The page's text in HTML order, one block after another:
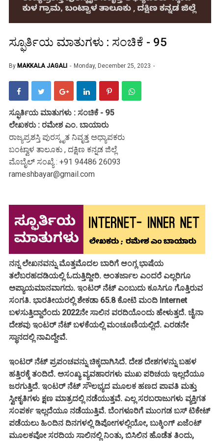
ಸ್ಫೂರ್ತಿಯ ಮಾತುಗಳು : ಸಂಚಿಕೆ - 95
By MAKKALA JAGALI Monday, December 25, 2023
ಸ್ಫೂರ್ತಿಯ ಮಾತುಗಳು : ಸಂಚಿಕೆ - 95
ಲೇಖಕರು : ರಮೇಶ ಎಂ. ಬಾಯಾರು
ರಾಜ್ಯಪ್ರಶಸ್ತಿ ಪುರಸ್ಕೃತ ನಿವೃತ್ತ ಅಧ್ಯಾಪಕರು
ಬಂಟ್ವಾಳ ತಾಲೂಕು , ದಕ್ಷಿಣ ಕನ್ನಡ ಜಿಲ್ಲೆ
ಮೊಬೈಲ್ ಸಂಖ್ಯೆ : +91 94486 26093
rameshbayar@gmail.com
ನನ್ನ ಲೇಖನವನ್ನು ಮೊತ್ತಮೊದಲ ಬಾರಿಗೆ ಆಂಗ್ಲ ಭಾಷೆಯ
ತಲೆಬರಹದಡಿಯಲ್ಲಿ ಓದುತ್ತಿದ್ದೀರಿ. ಅಂತರ್ಜಾಲ ಎಂದರೆ ಎಲ್ಲರಿಗೂ
ಅಪ್ಯಾಯಮಾನವಾಗದು. ಇಂಟರ್ ನೆಟ್ ಎಂಬುದು ಕೂಸಿಗೂ ಗೊತ್ತಿರುವ
ಸಂಗತಿ. ಭಾರತೀಯರಲ್ಲಿ ಶೇಕಡಾ 65.8 ಕೋಟಿ ಮಂದಿ Internet
ಬಳಸುತ್ತಿದ್ದಾರೆಂದು 2022ನೇ ಸಾಲಿನ ವರದಿಯೊಂದು ಹೇಳುತ್ತದೆ. ಚೈನಾ
ದೇಶವು ಇಂಟರ್ ನೆಟ್ ಬಳಕೆಯಲ್ಲಿ ಮಂಚೂಣಿಯಲ್ಲಿದೆ. ಎರಡನೇ
ಸ್ಥಾನದಲ್ಲಿ ನಾವಿದ್ದೇವೆ.
ಇಂಟರ್ ನೆಟ್ ಪ್ರಪಂಚವನ್ನು ಚಿಕ್ಕದಾಗಿಸಿದೆ. ದೇಶ ದೇಶಗಳನ್ನು ಬಹಳ
ಹತ್ತಿರಕ್ಕೆ ತಂದಿದೆ. ಅಸಂಖ್ಯ ವ್ಯವಹಾರಗಳು ಮುಖ ಪರಿಚಯ ಇಲ್ಲದೆಯೂ
ಜರಗುತ್ತಿದೆ. ಇಂಟರ್ ನೆಟ್ ಸೌಲಭ್ಯದ ಮೂಲಕ ಹಣದ ಪಾವತಿ ಮತ್ತು
ಸ್ವೀಕೃತಿಗಳು ಕ್ಷಣ ಮಾತ್ರದಲ್ಲಿ ನಡೆಯುತ್ತವೆ. ಎಲ್ಲ ಸರಬರಾಜುಗಳು ವ್ಯಕ್ತಿಗತ
ಸಂಪರ್ಕ ಇಲ್ಲದೆಯೂ ನಡೆಯುತ್ತಿವೆ. ಬೆಂಗಳೂರಿಗೆ ಮುಂಗಡ ಬಸ್ ಟಿಕೇಟ್
ಪಡೆಯಲು ಹಿಂದಿನ ದಿನಗಳಲ್ಲಿ ಡಿಪೋಗಳಲ್ಲಿಯೋ, ಬುಕ್ಕಿಂಗ್ ಏಜೆಂಟ್
ಮೂಲಕವೋ ಸರದಿಯ ಸಾಲಿನಲ್ಲಿ ನಿಂತು, ಬಿಸಿಲಿನ ಹೊಡೆತ ತಿಂದು,